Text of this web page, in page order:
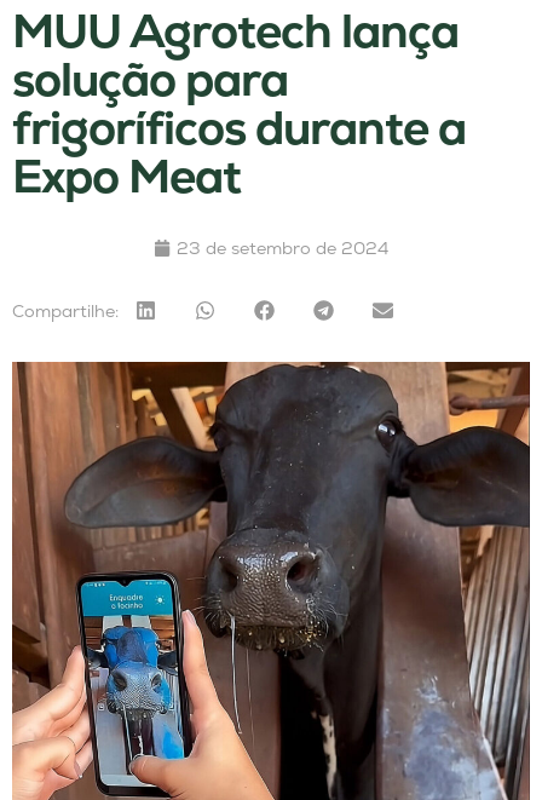
MUU Agrotech lança
solução para
frigoríficos durante a
Expo Meat
23 de setembro de 2024
Compartilhe: